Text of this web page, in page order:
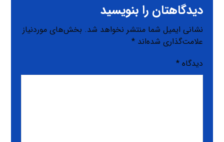
دیدگاهتان را بنویسید
نشانی ایمیل شما منتشر نخواهد شد. بخش‌های موردنیاز
علامت‌گذاری شده‌اند*
دیدگاه*